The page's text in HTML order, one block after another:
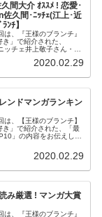
間大介 ｵｽｽﾒ ! 恋愛･
久間･ﾆｯﾁｪ(江上･近
ﾝﾁ】
、『王様のブランチ』
」で紹介された、
ッチェ井上敬子さん・ニ
2020.02.29
ンドマンガランキン
、【王様のブランチ】
き」で紹介された、「最
」の内容をお伝えしま
2020.02.29
み厳選 ! マンガ大賞
、『王様のブランチ』